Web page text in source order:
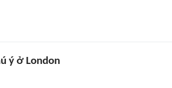
ý ở London